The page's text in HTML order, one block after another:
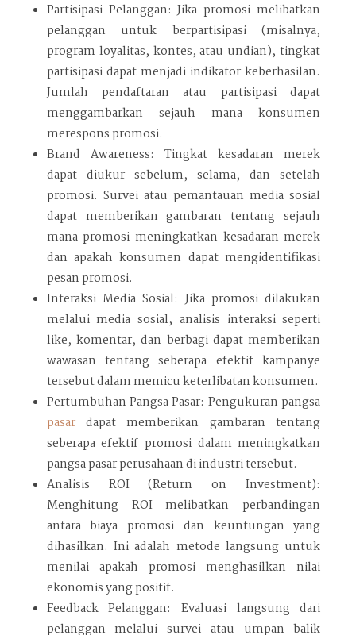
Partisipasi Pelanggan: Jika promosi melibatkan
pelanggan untuk berpartisipasi (misalnya,
program loyalitas, kontes, atau undian), tingkat
partisipasi dapat menjadi indikator keberhasilan.
Jumlah pendaftaran atau partisipasi dapat
menggambarkan sejauh mana konsumen
merespons promosi.
Brand Awareness: Tingkat kesadaran merek
dapat diukur sebelum, selama, dan setelah
promosi. Survei atau pemantauan media sosial
dapat memberikan gambaran tentang sejauh
mana promosi meningkatkan kesadaran merek
dan apakah konsumen dapat mengidentifikasi
pesan promosi.
Interaksi Media Sosial: Jika promosi dilakukan
melalui media sosial, analisis interaksi seperti
like, komentar, dan berbagi dapat memberikan
wawasan tentang seberapa efektif kampanye
tersebut dalam memicu keterlibatan konsumen.
Pertumbuhan Pangsa Pasar: Pengukuran pangsa
pasardapat memberikan gambaran tentang
seberapa efektif promosi dalam meningkatkan
pangsa pasar perusahaan di industri tersebut.
Analisis ROI (Return on Investment):
Menghitung ROI melibatkan perbandingan
antara biaya promosi dan keuntungan yang
dihasilkan. Ini adalah metode langsung untuk
menilai apakah promosi menghasilkan nilai
ekonomis yang positif.
Feedback Pelanggan: Evaluasi langsung dari
pelanggan melalui survei atau umpan balik